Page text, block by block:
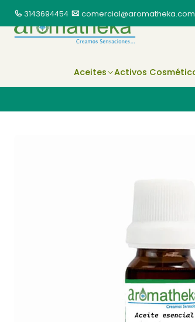
Aceites Activos
3143694454 comercial@aromatheka.com